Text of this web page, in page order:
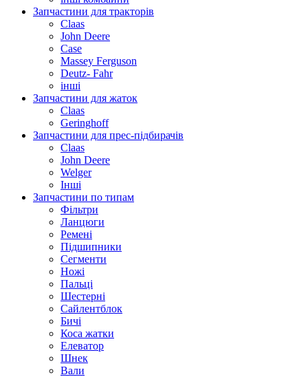
Запчастини для тракторів
Claas
John Deere
Case
Massey Ferguson
Deutz- Fahr
інші
Запчастини для жаток
Claas
Geringhoff
Запчастини для прес-підбирачів
Claas
John Deere
Welger
Інші
Запчастини по типам
Фільтри
Ланцюги
Ремені
Підшипники
Сегменти
Ножі
Пальці
Шестерні
Сайлентблок
Бичі
Коса жатки
Елеватор
Шнек
Вали